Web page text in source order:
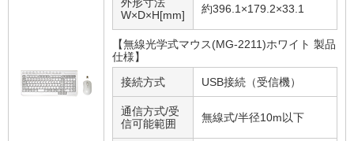
W×D×H[mm]
約396.1×179.2×33.1
【無線光学式マウス(MG-2211)ホワイト 製品
仕様】
接続方式
USB接続（受信機）
通信方式/受
信可能範囲
無線式/半径10m以下